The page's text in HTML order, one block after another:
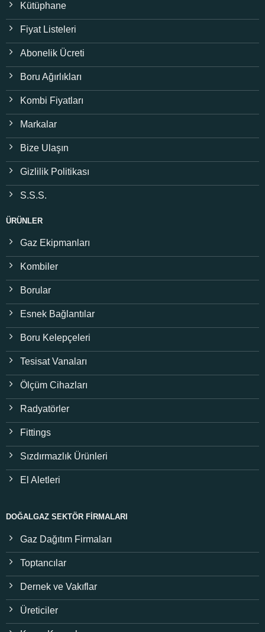
Kütüphane
Fiyat Listeleri
Abonelik Ücreti
Boru Ağırlıkları
Kombi Fiyatları
Markalar
Bize Ulaşın
Gizlilik Politikası
S.S.S.
ÜRÜNLER
Gaz Ekipmanları
Kombiler
Borular
Esnek Bağlantılar
Boru Kelepçeleri
Tesisat Vanaları
Ölçüm Cihazları
Radyatörler
Fittings
Sızdırmazlık Ürünleri
El Aletleri
DOĞALGAZ SEKTÖR FIRMALARI
Gaz Dağıtım Firmaları
Toptancılar
Dernek ve Vakıflar
Üreticiler